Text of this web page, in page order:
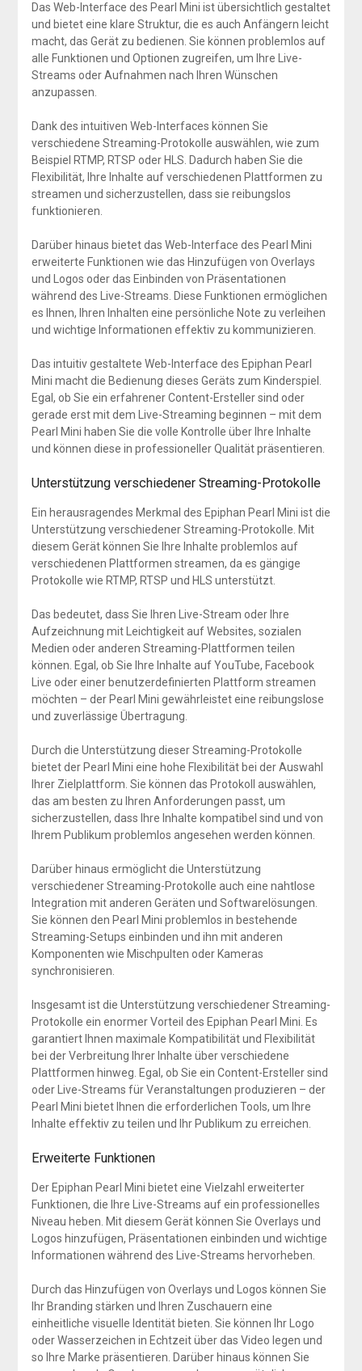
Das Web-Interface des Pearl Mini ist übersichtlich gestaltet
und bietet eine klare Struktur, die es auch Anfängern leicht
macht, das Gerät zu bedienen. Sie können problemlos auf
alle Funktionen und Optionen zugreifen, um Ihre Live-
Streams oder Aufnahmen nach Ihren Wünschen
anzupassen.
Dank des intuitiven Web-Interfaces können Sie
verschiedene Streaming-Protokolle auswählen, wie zum
Beispiel RTMP, RTSP oder HLS. Dadurch haben Sie die
Flexibilität, Ihre Inhalte auf verschiedenen Plattformen zu
streamen und sicherzustellen, dass sie reibungslos
funktionieren.
Darüber hinaus bietet das Web-Interface des Pearl Mini
erweiterte Funktionen wie das Hinzufügen von Overlays
und Logos oder das Einbinden von Präsentationen
während des Live-Streams. Diese Funktionen ermöglichen
es Ihnen, Ihren Inhalten eine persönliche Note zu verleihen
und wichtige Informationen effektiv zu kommunizieren.
Das intuitiv gestaltete Web-Interface des Epiphan Pearl
Mini macht die Bedienung dieses Geräts zum Kinderspiel.
Egal, ob Sie ein erfahrener Content-Ersteller sind oder
gerade erst mit dem Live-Streaming beginnen – mit dem
Pearl Mini haben Sie die volle Kontrolle über Ihre Inhalte
und können diese in professioneller Qualität präsentieren.
Unterstützung verschiedener Streaming-Protokolle
Ein herausragendes Merkmal des Epiphan Pearl Mini ist die
Unterstützung verschiedener Streaming-Protokolle. Mit
diesem Gerät können Sie Ihre Inhalte problemlos auf
verschiedenen Plattformen streamen, da es gängige
Protokolle wie RTMP, RTSP und HLS unterstützt.
Das bedeutet, dass Sie Ihren Live-Stream oder Ihre
Aufzeichnung mit Leichtigkeit auf Websites, sozialen
Medien oder anderen Streaming-Plattformen teilen
können. Egal, ob Sie Ihre Inhalte auf YouTube, Facebook
Live oder einer benutzerdefinierten Plattform streamen
möchten – der Pearl Mini gewährleistet eine reibungslose
und zuverlässige Übertragung.
Durch die Unterstützung dieser Streaming-Protokolle
bietet der Pearl Mini eine hohe Flexibilität bei der Auswahl
Ihrer Zielplattform. Sie können das Protokoll auswählen,
das am besten zu Ihren Anforderungen passt, um
sicherzustellen, dass Ihre Inhalte kompatibel sind und von
Ihrem Publikum problemlos angesehen werden können.
Darüber hinaus ermöglicht die Unterstützung
verschiedener Streaming-Protokolle auch eine nahtlose
Integration mit anderen Geräten und Softwarelösungen.
Sie können den Pearl Mini problemlos in bestehende
Streaming-Setups einbinden und ihn mit anderen
Komponenten wie Mischpulten oder Kameras
synchronisieren.
Insgesamt ist die Unterstützung verschiedener Streaming-
Protokolle ein enormer Vorteil des Epiphan Pearl Mini. Es
garantiert Ihnen maximale Kompatibilität und Flexibilität
bei der Verbreitung Ihrer Inhalte über verschiedene
Plattformen hinweg. Egal, ob Sie ein Content-Ersteller sind
oder Live-Streams für Veranstaltungen produzieren – der
Pearl Mini bietet Ihnen die erforderlichen Tools, um Ihre
Inhalte effektiv zu teilen und Ihr Publikum zu erreichen.
Erweiterte Funktionen
Der Epiphan Pearl Mini bietet eine Vielzahl erweiterter
Funktionen, die Ihre Live-Streams auf ein professionelles
Niveau heben. Mit diesem Gerät können Sie Overlays und
Logos hinzufügen, Präsentationen einbinden und wichtige
Informationen während des Live-Streams hervorheben.
Durch das Hinzufügen von Overlays und Logos können Sie
Ihr Branding stärken und Ihren Zuschauern eine
einheitliche visuelle Identität bieten. Sie können Ihr Logo
oder Wasserzeichen in Echtzeit über das Video legen und
so Ihre Marke präsentieren. Darüber hinaus können Sie